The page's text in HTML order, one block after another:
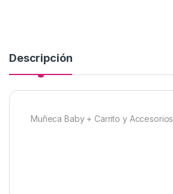
Descripción
Muñeca Baby + Carrito y Accesorios